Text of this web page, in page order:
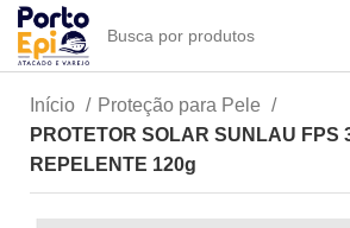
Início
Proteção para Pele
PROTETOR SOLAR SUNLAU FPS
REPELENTE 120g